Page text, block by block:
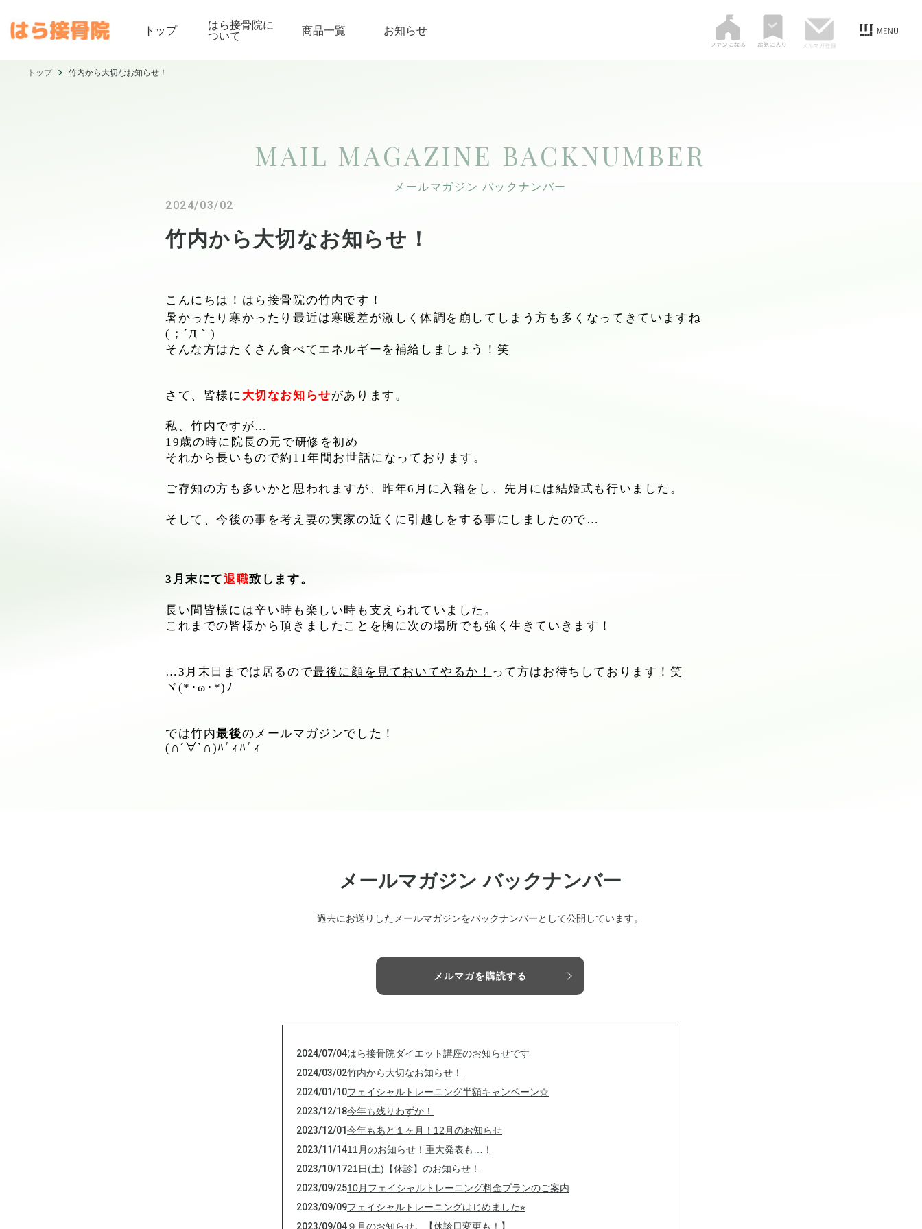
トップ はら接骨院に
ついて 商品一覧 お知らせ
トップ 竹内から大切なお知らせ！
MAIL MAGAZINE BACKNUMBER
メールマガジン バックナンバー
2024/03/02
竹内から大切なお知らせ！
こんにちは！はら接骨院の竹内です！
暑かったり寒かったり最近は寒暖差が激しく体調を崩してしまう方も多くなってきていますね
(；´Д｀)
そんな方はたくさん食べてエネルギーを補給しましょう！笑
さて、皆様に 大切なお知らせがあります。
私、竹内ですが…
19歳の時に院長の元で研修を初め
それから長いもので約11年間お世話になっております。
ご存知の方も多いかと思われますが、昨年6月に入籍をし、先月には結婚式も行いました。
そして、今後の事を考え妻の実家の近くに引越しをする事にしましたので…
3月末にて退職致します。
長い間皆様には辛い時も楽しい時も支えられていました。
これまでの皆様から頂きましたことを胸に次の場所でも強く生きていきます！
…3月末日までは居るので最後に顔を見ておいてやるか！ って方はお待ちしております！笑
ヾ(*･ω･*)ﾉ
では竹内最後のメールマガジンでした！
(∩´∀`∩)ﾊﾞｨﾊﾞｨ
メールマガジン バックナンバー
過去にお送りしたメールマガジンをバックナンバーとして公開しています。
メルマガを購読する
2024/07/04はら接骨院ダイエット講座のお知らせです
2024/03/02竹内から大切なお知らせ！
2024/01/10フェイシャルトレーニング半額キャンペーン☆
2023/12/18今年も残りわずか！
2023/12/01今年もあと１ヶ月！12月のお知らせ
2023/11/1411月のお知らせ！重大発表も…！
2023/10/1721日(土)【休診】のお知らせ！
2023/09/2510月フェイシャルトレーニング料金プランのご案内
2023/09/09フェイシャルトレーニングはじめました⭐︎
2023/09/04９月のお知らせ。【休診日変更も！】